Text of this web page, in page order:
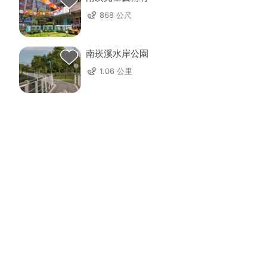
868 公尺
南崁溪水岸公園
1.06 公里